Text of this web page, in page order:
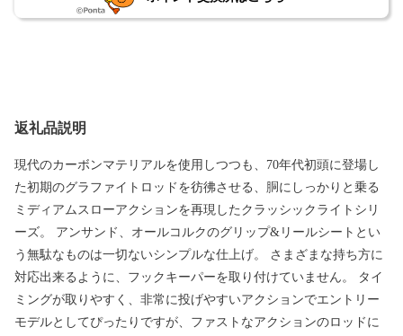
返礼品説明
現代のカーボンマテリアルを使用しつつも、70年代初頭に登場し
た初期のグラファイトロッドを彷彿させる、胴にしっかりと乗る
ミディアムスローアクションを再現したクラッシックライトシリ
ーズ。 アンサンド、オールコルクのグリップ&リールシートとい
う無駄なものは一切ないシンプルな仕上げ。 さまざまな持ち方に
対応出来るように、フックキーパーを取り付けていません。 タイ
ミングが取りやすく、非常に投げやすいアクションでエントリー
モデルとしてぴったりですが、ファストなアクションのロッドに